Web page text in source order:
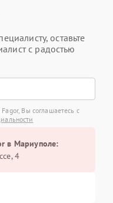
оставьте
с радостью
Вы соглашаетесь с
в Мариуполе:
4